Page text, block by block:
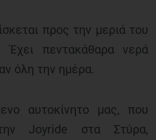
προς την μεριά του
Έχει πεντακάθαρα νερά
όλη την ημέρα.
αυτοκίνητο μας, που
Joyride στα Στύρα,